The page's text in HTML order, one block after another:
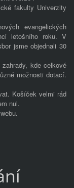
fakulty Univerzity
evangelických
letošního roku. V
jsme objednali 30
kde celkové
možnosti dotací.
Košíček velmi rád
nul.